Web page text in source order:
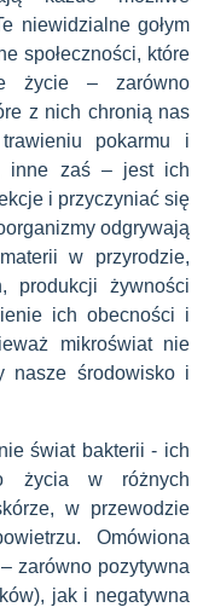
niewidzialne gołym
społeczności, które
życie – zarówno
z nich chronią nas
pokarmu i
inne zaś – jest ich
i przyczyniać się
odgrywają
w przyrodzie,
produkcji żywności
ich obecności i
mikroświat nie
nasze środowisko i
świat bakterii - ich
życia w różnych
w przewodzie
Omówiona
zarówno pozytywna
jak i negatywna